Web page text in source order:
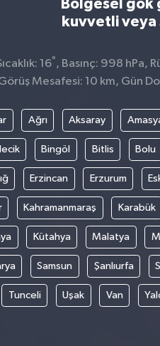
Bölgesel
kuvvetli veya
16° , Basınç: 998 hPa,
Mesafesi: 10 km, Gün
Ağrı Aksaray
Bingöl Bitlis Bolu
Erzincan Erzurum
Kahramanmaraş Karabük
Kütahya Malatya
Samsun Şanlıurfa
Tunceli Uşak Van